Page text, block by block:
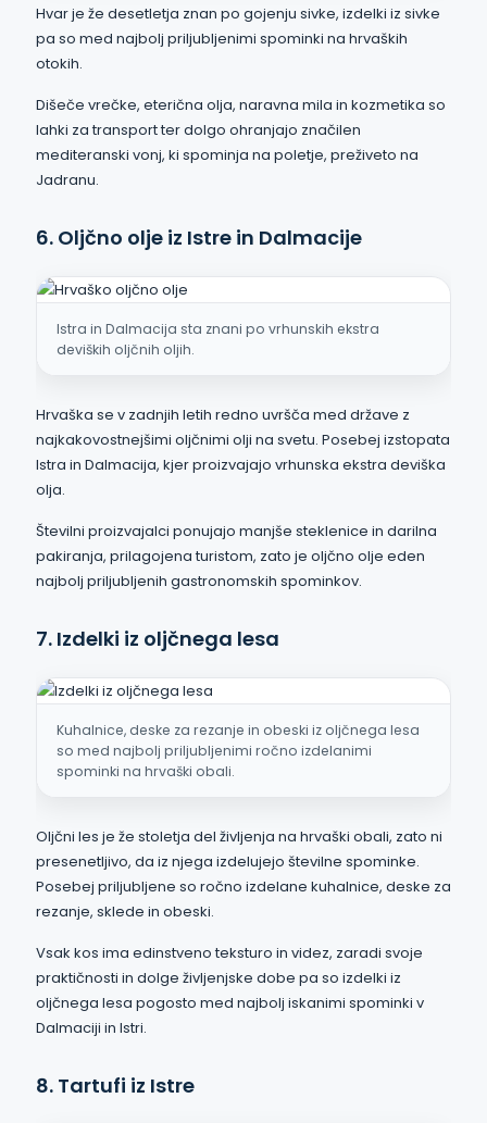
Hvar je že desetletja znan po gojenju sivke, izdelki iz sivke
pa so med najbolj priljubljenimi spominki na hrvaških
otokih.
Dišeče vrečke, eterična olja, naravna mila in kozmetika so
lahki za transport ter dolgo ohranjajo značilen
mediteranski vonj, ki spominja na poletje, preživeto na
Jadranu.
6. Oljčno olje iz Istre in Dalmacije
Istra in Dalmacija sta znani po vrhunskih ekstra
deviških oljčnih oljih.
Hrvaška se v zadnjih letih redno uvršča med države z
najkakovostnejšimi oljčnimi olji na svetu. Posebej izstopata
Istra in Dalmacija, kjer proizvajajo vrhunska ekstra deviška
olja.
Številni proizvajalci ponujajo manjše steklenice in darilna
pakiranja, prilagojena turistom, zato je oljčno olje eden
najbolj priljubljenih gastronomskih spominkov.
7. Izdelki iz oljčnega lesa
Kuhalnice, deske za rezanje in obeski iz oljčnega lesa
so med najbolj priljubljenimi ročno izdelanimi
spominki na hrvaški obali.
Oljčni les je že stoletja del življenja na hrvaški obali, zato ni
presenetljivo, da iz njega izdelujejo številne spominke.
Posebej priljubljene so ročno izdelane kuhalnice, deske za
rezanje, sklede in obeski.
Vsak kos ima edinstveno teksturo in videz, zaradi svoje
praktičnosti in dolge življenjske dobe pa so izdelki iz
oljčnega lesa pogosto med najbolj iskanimi spominki v
Dalmaciji in Istri.
8. Tartufi iz Istre